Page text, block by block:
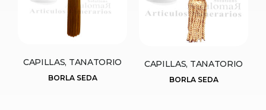
CAPILLAS, TANATORIO
BORLA SEDA
CAPILLAS, TANATORIO
BORLA SEDA